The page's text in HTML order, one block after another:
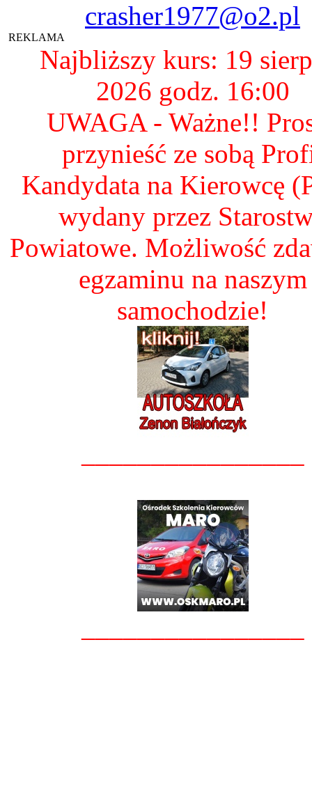
crasher1977@o2.pl
REKLAMA
Najbliższy kurs: 19
2026 godz. 16:00
UWAGA - Ważne!!
przynieść ze sobą
Kandydata na Kierowcę
wydany przez
Powiatowe. Możliwość
egzaminu na naszym
samochodzie!